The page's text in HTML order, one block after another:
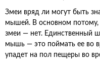
Змеи вряд ли могут быть
мышей. В основном потому,
змеи — нет. Единственный
мышь — это поймать ее во
упадет на пол пещеры во